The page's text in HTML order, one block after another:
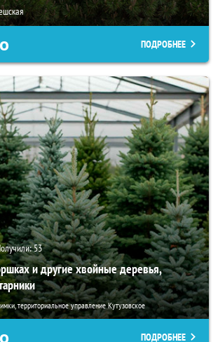
ПОДРОБНЕЕ
53
и другие хвойные деревья,
территориальное управление Кутузовское
ПОДРОБНЕЕ